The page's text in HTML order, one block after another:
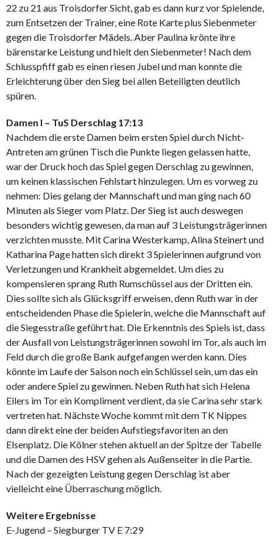
22 zu 21 aus Troisdorfer Sicht, gab es dann kurz vor Spielende,
zum Entsetzen der Trainer, eine Rote Karte plus Siebenmeter
gegen die Troisdorfer Mädels. Aber Paulina krönte ihre
bärenstarke Leistung und hielt den Siebenmeter! Nach dem
Schlusspfiff gab es einen riesen Jubel und man konnte die
Erleichterung über den Sieg bei allen Beteiligten deutlich
spüren.
Damen I – TuS Derschlag 17:13
Nachdem die erste Damen beim ersten Spiel durch Nicht-
Antreten am grünen Tisch die Punkte liegen gelassen hatte,
war der Druck hoch das Spiel gegen Derschlag zu gewinnen,
um keinen klassischen Fehlstart hinzulegen. Um es vorweg zu
nehmen: Dies gelang der Mannschaft und man ging nach 60
Minuten als Sieger vom Platz. Der Sieg ist auch deswegen
besonders wichtig gewesen, da man auf 3 Leistungsträgerinnen
verzichten musste. Mit Carina Westerkamp, Alina Steinert und
Katharina Page hatten sich direkt 3 Spielerinnen aufgrund von
Verletzungen und Krankheit abgemeldet. Um dies zu
kompensieren sprang Ruth Rumschüssel aus der Dritten ein.
Dies sollte sich als Glücksgriff erweisen, denn Ruth war in der
entscheidenden Phase die Spielerin, welche die Mannschaft auf
die Siegesstraße geführt hat. Die Erkenntnis des Spiels ist, dass
der Ausfall von Leistungsträgerinnen sowohl im Tor, als auch im
Feld durch die große Bank aufgefangen werden kann. Dies
könnte im Laufe der Saison noch ein Schlüssel sein, um das ein
oder andere Spiel zu gewinnen. Neben Ruth hat sich Helena
Eilers im Tor ein Kompliment verdient, da sie Carina sehr stark
vertreten hat. Nächste Woche kommt mit dem TK Nippes
dann direkt eine der beiden Aufstiegsfavoriten an den
Elsenplatz. Die Kölner stehen aktuell an der Spitze der Tabelle
und die Damen des HSV gehen als Außenseiter in die Partie.
Nach der gezeigten Leistung gegen Derschlag ist aber
vielleicht eine Überraschung möglich.
Weitere Ergebnisse
E-Jugend – Siegburger TV E 7:29